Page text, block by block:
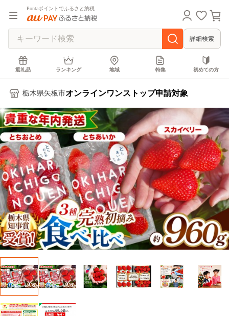
Pontaポイントでふるさと納税
詳細検索
返礼品 ランキング 地域 特集 初めての方
栃木県矢板市オンラインワンストップ申請対象